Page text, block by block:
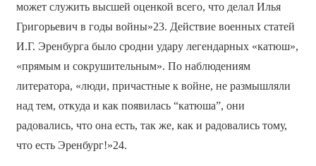
может служить высшей оценкой всего, что делал Илья
Григорьевич в годы войны»23. Действие военных статей
И.Г. Эренбурга было сродни удару легендарных «катюш»,
«прямым и сокрушительным». По наблюдениям
литератора, «люди, причастные к войне, не размышляли
над тем, откуда и как появилась “катюша”, они
радовались, что она есть, так же, как и радовались тому,
что есть Эренбург!»24.